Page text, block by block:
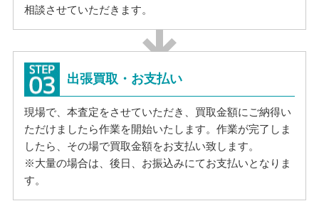
相談させていただきます。
出張買取・お支払い
現場で、本査定をさせていただき、買取金額にご納得い
ただけましたら作業を開始いたします。作業が完了しま
したら、その場で買取金額をお支払い致します。
※大量の場合は、後日、お振込みにてお支払いとなりま
す。